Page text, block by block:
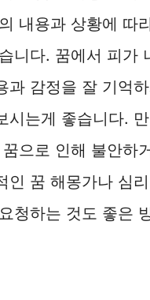
내용과 상황에 따
니다. 꿈에서 피가
과 감정을 잘 기억
시는게 좋습니다.
으로 인해 불안하
인 꿈 해몽가나 심
청하는 것도 좋은